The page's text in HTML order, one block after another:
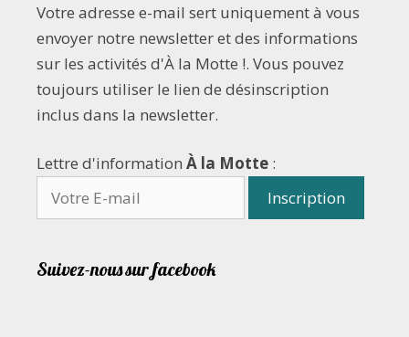
Votre adresse e-mail sert uniquement à vous
envoyer notre newsletter et des informations
sur les activités d'À la Motte !. Vous pouvez
toujours utiliser le lien de désinscription
inclus dans la newsletter.
Lettre d'information À la Motte :
Suivez-nous sur facebook